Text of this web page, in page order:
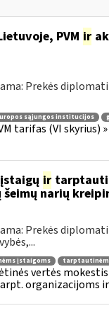
PVM ir
Prekės
sąjungos institucijos
tarifas (VI
ir
narių
Prekės
įstaigoms
vertės mokestis
organizacijoms ir